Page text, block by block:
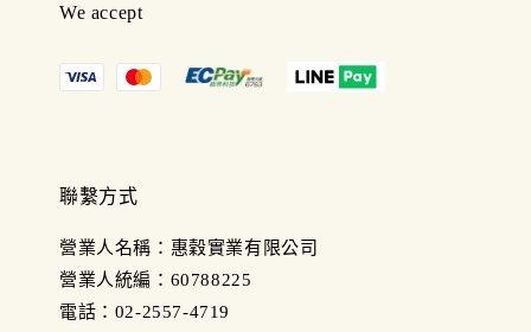
We accept
聯繫方式
營業人名稱：惠穀實業有限公司
營業人統編：60788225
電話：02-2557-4719